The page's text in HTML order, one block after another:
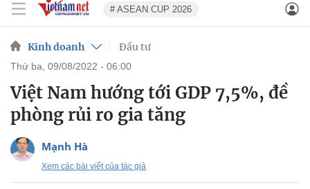
# ASEAN CUP 2026
Kinh doanh Đầu tư
thứ ba, 09/08/2022 - 06:00
Việt Nam hướng tới GDP 7,5%, đề
phòng rủi ro gia tăng
Mạnh Hà
Xem các bài viết của tác giả